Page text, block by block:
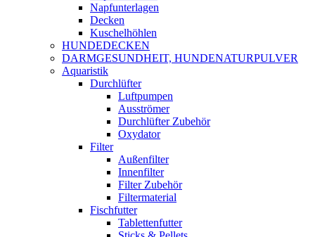
Napfunterlagen
Decken
Kuschelhöhlen
HUNDEDECKEN
DARMGESUNDHEIT, HUNDENATURPULVER
Aquaristik
Durchlüfter
Luftpumpen
Ausströmer
Durchlüfter Zubehör
Oxydator
Filter
Außenfilter
Innenfilter
Filter Zubehör
Filtermaterial
Fischfutter
Tablettenfutter